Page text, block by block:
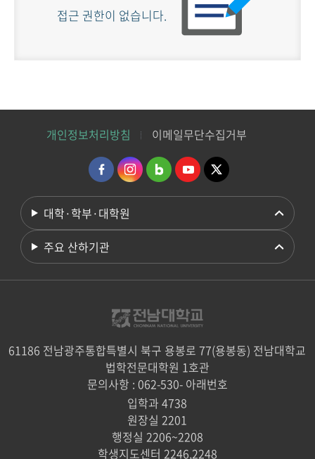
접근 권한이 없습니다.
개인정보처리방침 이메일무단수집거부
대학·학부·대학원
주요 산하기관
61186 전남광주통합특별시 북구 용봉로 77(용봉동) 전남대학교
법학전문대학원 1호관
문의사항 : 062-530- 아래번호
입학과 4738
원장실 2201
행정실 2206~2208
학생지도센터 2246,2248